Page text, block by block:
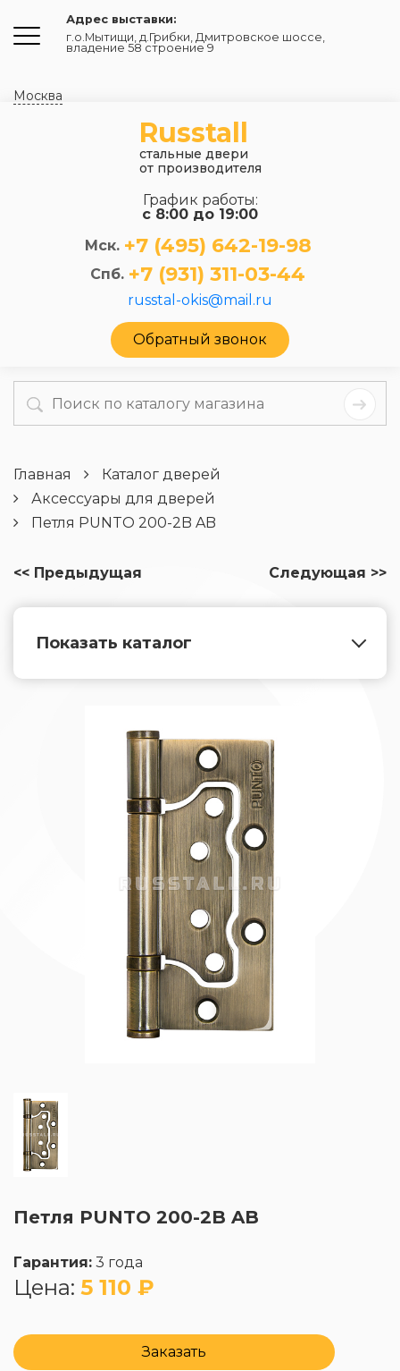
Адрес выставки:
г.о.Мытищи, д.Грибки, Дмитровское шоссе,
владение 58 строение 9
Москва
Russtall
стальные двери
от производителя
График работы:
с 8:00 до 19:00
Мск. +7 (495) 642-19-98
Спб. +7 (931) 311-03-44
russtal-okis@mail.ru
Обратный звонок
Главная
Каталог дверей
Аксессуары для дверей
Петля PUNTO 200-2B AB
<< Предыдущая Следующая >>
Показать каталог
Петля PUNTO 200-2B AB
Гарантия: 3 года
Цена: 5 110 ₽
Заказать